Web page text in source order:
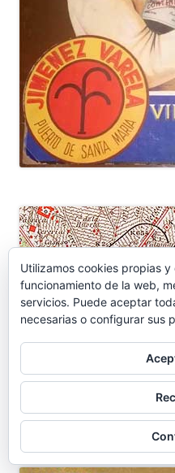
HOMENAJE A
Utilizamos cookies propias
funcionamiento de la web,
servicios. Puede aceptar
necesarias o configurar sus